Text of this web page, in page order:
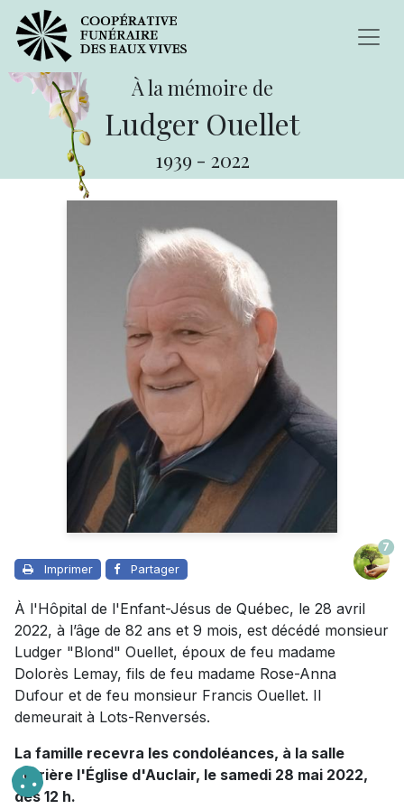
À la mémoire de
Ludger Ouellet
1939 - 2022
Imprimer Partager
7
À l'Hôpital de l'Enfant-Jésus de Québec, le 28 avril
2022, à l’âge de 82 ans et 9 mois, est décédé monsieur
Ludger "Blond" Ouellet, époux de feu madame
Dolorès Lemay, fils de feu madame Rose-Anna
Dufour et de feu monsieur Francis Ouellet. Il
demeurait à Lots-Renversés.
La famille recevra les condoléances, à la salle
derrière l'Église d'Auclair, le samedi 28 mai 2022,
dès 12 h.